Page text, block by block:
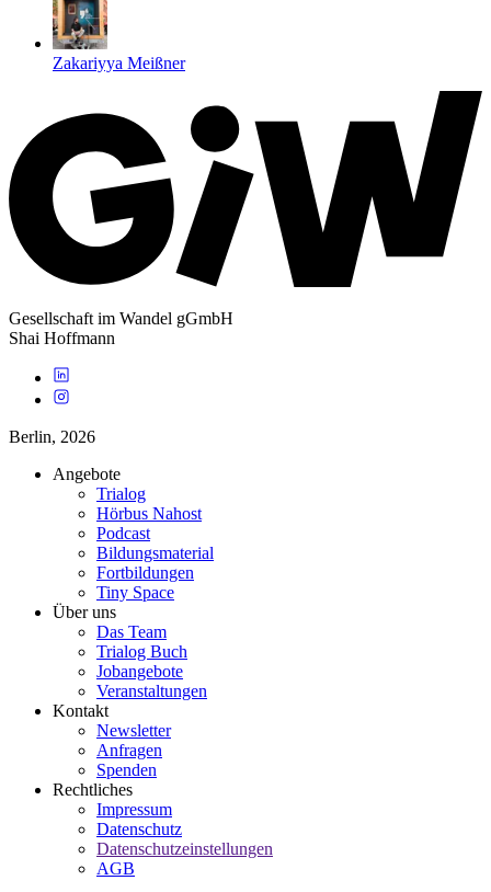
Zakariyya Meißner
Gesellschaft im Wandel gGmbH
Shai Hoffmann
Berlin, 2026
Angebote
Trialog
Hörbus Nahost
Podcast
Bildungsmaterial
Fortbildungen
Tiny Space
Über uns
Das Team
Trialog Buch
Jobangebote
Veranstaltungen
Kontakt
Newsletter
Anfragen
Spenden
Rechtliches
Impressum
Datenschutz
Datenschutzeinstellungen
AGB